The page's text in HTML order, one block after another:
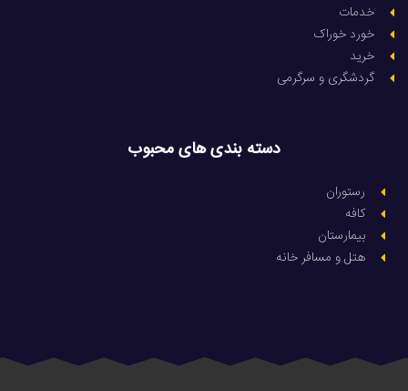
خدمات
خورد خوراک
خرید
گردشگری و سرگرمی
دسته بندی های محبوب
رستوران
کافه
بیمارستان
هتل و مسافر خانه